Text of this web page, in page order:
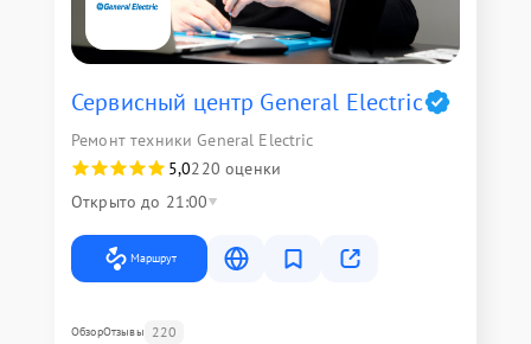
Сервисный центр General Electric
Ремонт техники General Electric
5,0220 оценки
Открыто до 21:00
Маршрут
ОбзорОтзывы 220